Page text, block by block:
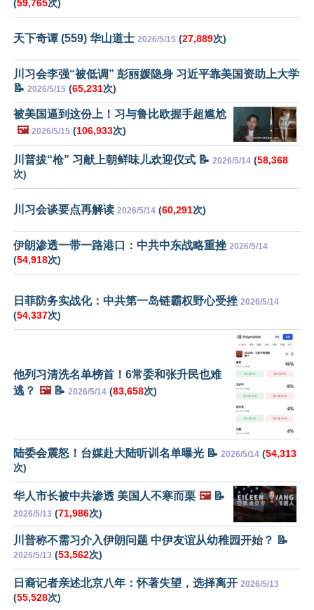
(59,765次)
天下奇谭 (559) 华山道士 2026/5/15 (27,889次)
川习会李强“被低调” 彭丽媛隐身 习近平靠美国资助上大学
📝 2026/5/15 (65,231次)
被美国逼到这份上！习与鲁比欧握手超尴尬
🖼️ 2026/5/15 (106,933次)
川普拔“枪” 习献上朝鲜味儿欢迎仪式 📝 2026/5/14 (58,368
次)
川习会谈要点再解读 2026/5/14 (60,291次)
伊朗渗透一带一路港口：中共中东战略重挫 2026/5/14
(54,918次)
日菲防务实战化：中共第一岛链霸权野心受挫 2026/5/14
(54,337次)
他列习清洗名单榜首！6常委和张升民也难
逃？ 🖼️📝 2026/5/14 (83,658次)
陆委会震怒！台媒赴大陆听训名单曝光 📝 2026/5/14 (54,313
次)
华人市长被中共渗透 美国人不寒而栗 🖼️📝
2026/5/13 (71,986次)
川普称不需习介入伊朗问题 中伊友谊从幼稚园开始？ 📝
2026/5/13 (53,562次)
日裔记者亲述北京八年：怀著失望，选择离开 2026/5/13
(55,528次)